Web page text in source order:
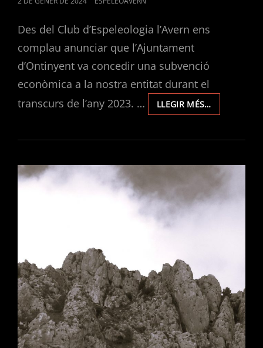
Des del Club d’Espeleologia l’Avern ens
complau anunciar que l’Ajuntament
d’Ontinyent va concedir una subvenció
econòmica a la nostra entitat durant el
transcurs de l’any 2023. …
LLEGIR MÉS…
DE